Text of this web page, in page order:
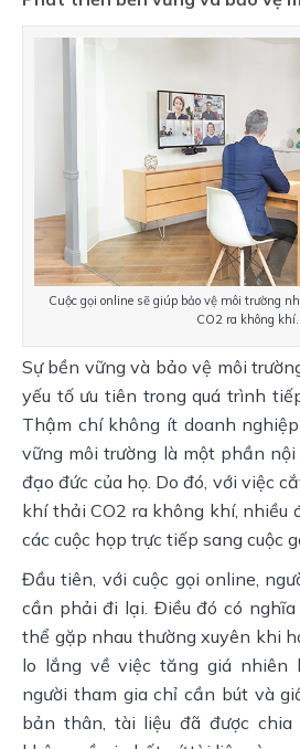
Cuộc gọi online sẽ giúp bảo vệ môi trường
CO2 ra không khí.
Sự bền vững và bảo vệ môi
yếu tố ưu tiên trong quá trình
Thậm chí không ít doanh
vững môi trường là một phần
đạo đức của họ. Do đó, với việc
khí thải CO2 ra không khí, nhiều
các cuộc họp trực tiếp sang cuộc
Đầu tiên, với cuộc gọi online,
cần phải đi lại. Điều đó có
thể gặp nhau thường xuyên khi
lo lắng về việc tăng giá nhiên
người tham gia chỉ cần bút và
bản thân, tài liệu đã được